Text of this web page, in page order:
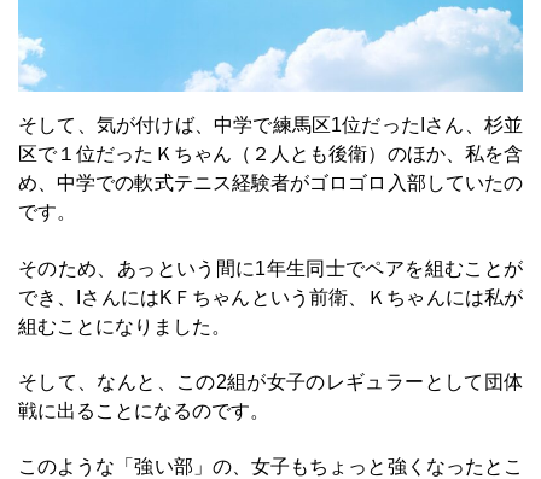
そして、気が付けば、中学で練馬区1位だったIさん、杉並
区で１位だったＫちゃん（２人とも後衛）のほか、私を含
め、中学での軟式テニス経験者がゴロゴロ入部していたの
です。
そのため、あっという間に1年生同士でペアを組むことが
でき、IさんにはKＦちゃんという前衛、Ｋちゃんには私が
組むことになりました。
そして、なんと、この2組が女子のレギュラーとして団体
戦に出ることになるのです。
このような「強い部」の、女子もちょっと強くなったとこ